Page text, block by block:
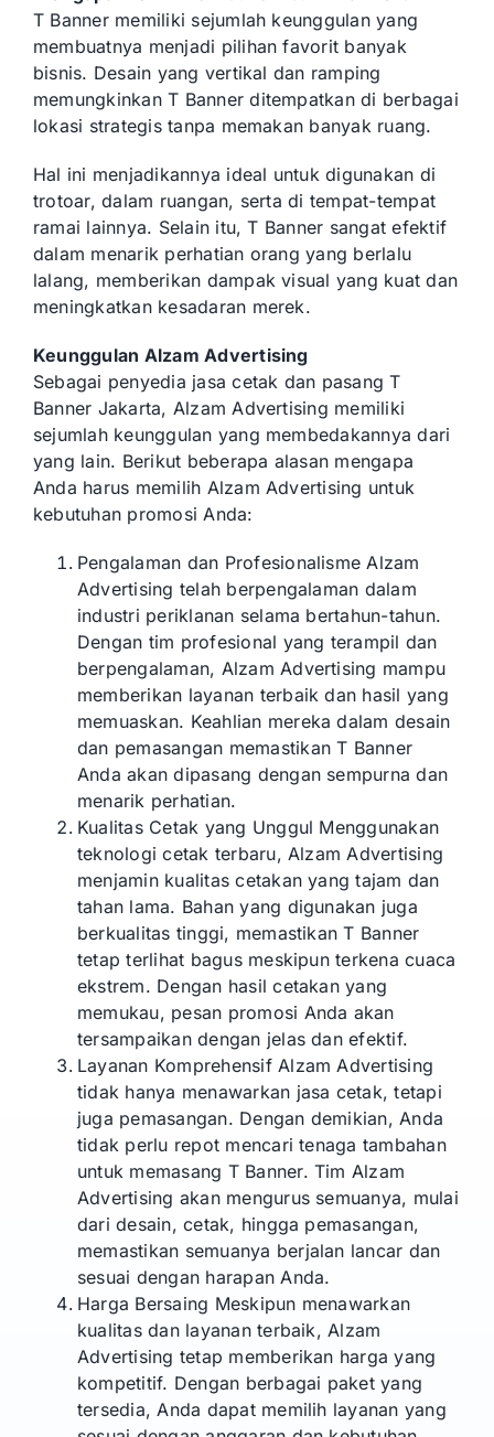
T Banner memiliki sejumlah keunggulan yang
membuatnya menjadi pilihan favorit banyak
bisnis. Desain yang vertikal dan ramping
memungkinkan T Banner ditempatkan di berbagai
lokasi strategis tanpa memakan banyak ruang.
Hal ini menjadikannya ideal untuk digunakan di
trotoar, dalam ruangan, serta di tempat-tempat
ramai lainnya. Selain itu, T Banner sangat efektif
dalam menarik perhatian orang yang berlalu
lalang, memberikan dampak visual yang kuat dan
meningkatkan kesadaran merek.
Keunggulan Alzam Advertising
Sebagai penyedia jasa cetak dan pasang T
Banner Jakarta, Alzam Advertising memiliki
sejumlah keunggulan yang membedakannya dari
yang lain. Berikut beberapa alasan mengapa
Anda harus memilih Alzam Advertising untuk
kebutuhan promosi Anda:
Pengalaman dan Profesionalisme Alzam
Advertising telah berpengalaman dalam
industri periklanan selama bertahun-tahun.
Dengan tim profesional yang terampil dan
berpengalaman, Alzam Advertising mampu
memberikan layanan terbaik dan hasil yang
memuaskan. Keahlian mereka dalam desain
dan pemasangan memastikan T Banner
Anda akan dipasang dengan sempurna dan
menarik perhatian.
Kualitas Cetak yang Unggul Menggunakan
teknologi cetak terbaru, Alzam Advertising
menjamin kualitas cetakan yang tajam dan
tahan lama. Bahan yang digunakan juga
berkualitas tinggi, memastikan T Banner
tetap terlihat bagus meskipun terkena cuaca
ekstrem. Dengan hasil cetakan yang
memukau, pesan promosi Anda akan
tersampaikan dengan jelas dan efektif.
Layanan Komprehensif Alzam Advertising
tidak hanya menawarkan jasa cetak, tetapi
juga pemasangan. Dengan demikian, Anda
tidak perlu repot mencari tenaga tambahan
untuk memasang T Banner. Tim Alzam
Advertising akan mengurus semuanya, mulai
dari desain, cetak, hingga pemasangan,
memastikan semuanya berjalan lancar dan
sesuai dengan harapan Anda.
Harga Bersaing Meskipun menawarkan
kualitas dan layanan terbaik, Alzam
Advertising tetap memberikan harga yang
kompetitif. Dengan berbagai paket yang
tersedia, Anda dapat memilih layanan yang